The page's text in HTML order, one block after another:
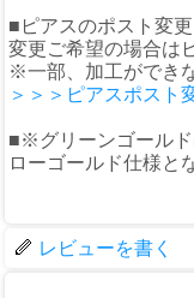
■ピアスのポスト変
変更ご希望の場合は
※一部、加工ができ
＞＞＞ピアスポスト
■※グリーンゴール
ローゴールド仕様と
レビューを書く